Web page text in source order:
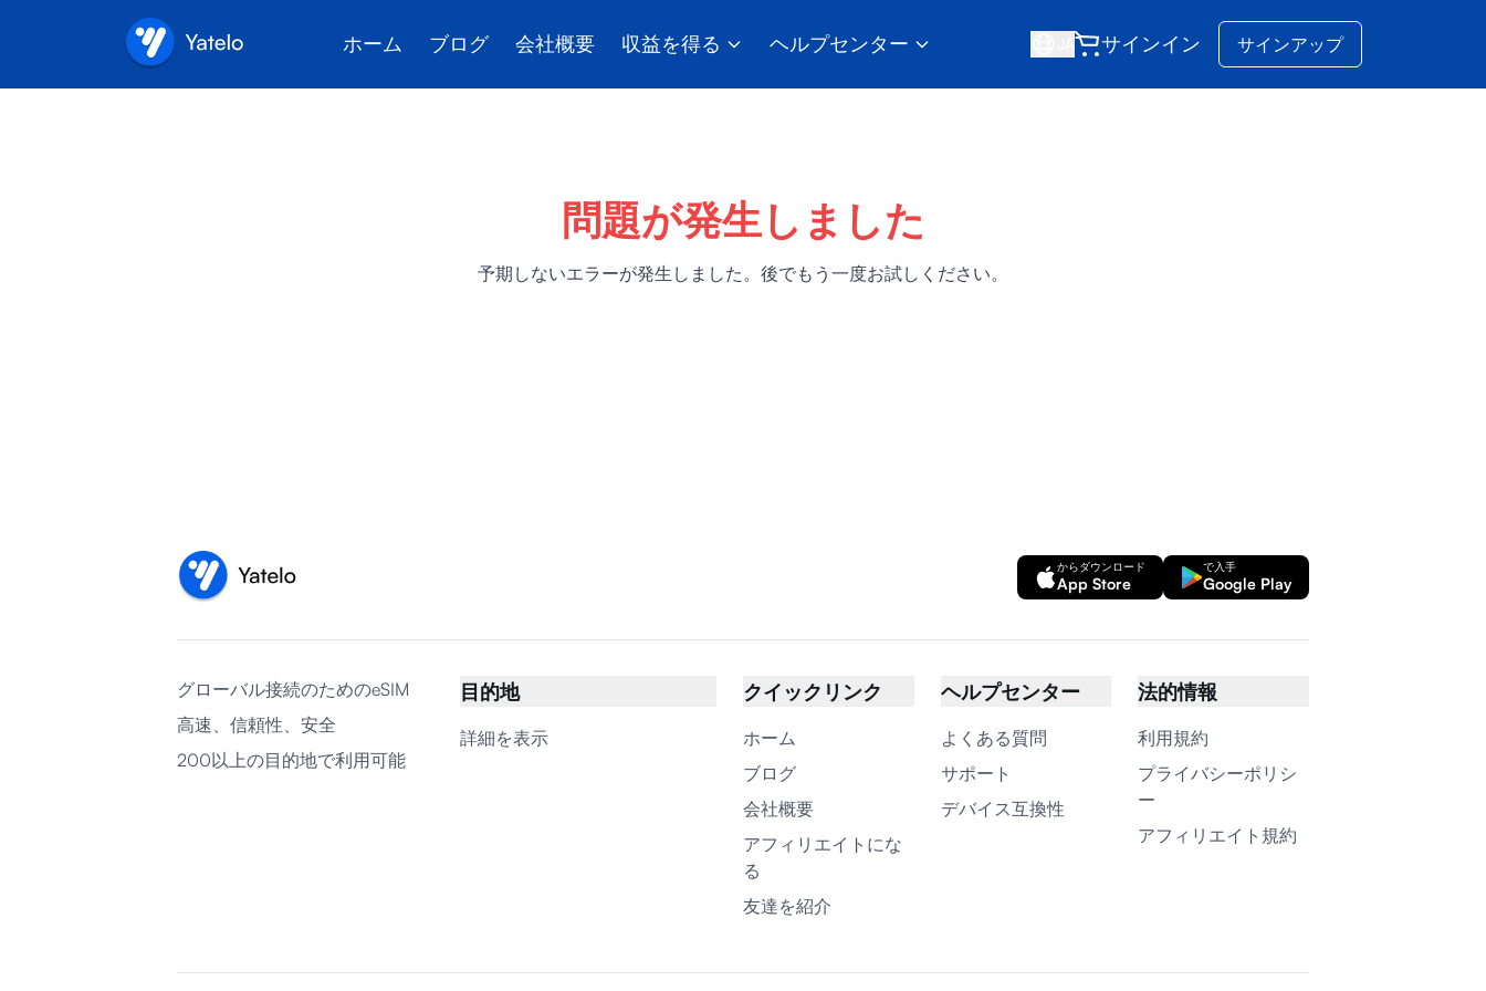
ホーム ブログ 会社概要 収益を得る ヘルプセンター サインイン サインアップ
問題が発生しました
予期しないエラーが発生しました。後でもう一度お試しください。
からダウンロード
App Store
で入手
Google Play
グローバル接続のためのeSIM
高速、信頼性、安全
200以上の目的地で利用可能
目的地
詳細を表示
クイックリンク
ホーム
ブログ
会社概要
アフィリエイトにな
る
友達を紹介
ヘルプセンター
よくある質問
サポート
デバイス互換性
法的情報
利用規約
プライバシーポリシ
ー
アフィリエイト規約